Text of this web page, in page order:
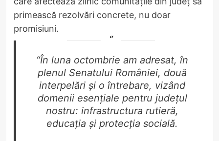
primească rezolvări concrete, nu doar
promisiuni.
“În luna octombrie am adresat, în
plenul Senatului României, două
interpelări și o întrebare, vizând
domenii esențiale pentru județul
nostru: infrastructura rutieră,
educația și protecția socială.